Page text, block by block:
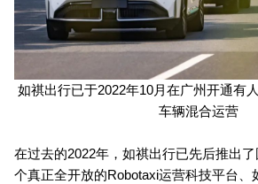
如祺出行已于2022年10月在广州开通有
车辆混合运营
在过去的2022年，如祺出行已先后推出
个真正全开放的Robotaxi运营科技平台、